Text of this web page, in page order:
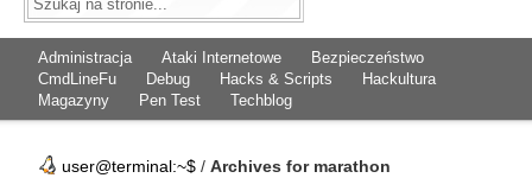
Administracja Ataki Internetowe
Bezpieczeństwo
CmdLineFu
Debug Hacks & Scripts
Hackultura
Magazyny
Pen Test Techblog
user@terminal:~$ / Archives for marathon